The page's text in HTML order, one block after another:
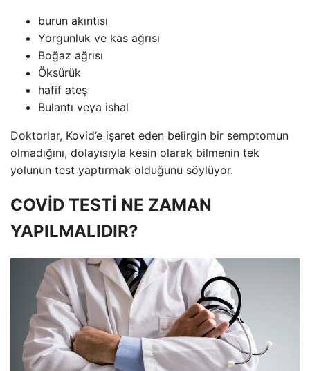
burun akıntısı
Yorgunluk ve kas ağrısı
Boğaz ağrısı
Öksürük
hafif ateş
Bulantı veya ishal
Doktorlar, Kovid’e işaret eden belirgin bir semptomun
olmadığını, dolayısıyla kesin olarak bilmenin tek
yolunun test yaptırmak olduğunu söylüyor.
COVİD TESTİ NE ZAMAN
YAPILMALIDIR?